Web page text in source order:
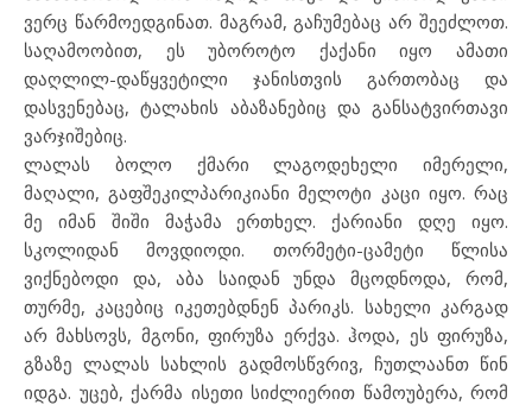
ვერც წარმოედგინათ. მაგრამ, გაჩუმებაც არ შეეძლოთ.
საღამოობით, ეს უბოროტო ქაქანი იყო ამათი
დაღლილ-დაწყვეტილი ჯანისთვის გართობაც და
დასვენებაც, ტალახის აბაზანებიც და განსატვირთავი
ვარჯიშებიც.
ლალას ბოლო ქმარი ლაგოდეხელი იმერელი,
მაღალი, გაფშეკილპარიკიანი მელოტი კაცი იყო. რაც
მე იმან შიში მაჭამა ერთხელ. ქარიანი დღე იყო.
სკოლიდან მოვდიოდი. თორმეტი-ცამეტი წლისა
ვიქნებოდი და, აბა საიდან უნდა მცოდნოდა, რომ,
თურმე, კაცებიც იკეთებდნენ პარიკს. სახელი კარგად
არ მახსოვს, მგონი, ფირუზა ერქვა. ჰოდა, ეს ფირუზა,
გზაზე ლალას სახლის გადმოსწვრივ, ჩუთლაანთ წინ
იდგა. უცებ, ქარმა ისეთი სიძლიერით წამოუბერა, რომ